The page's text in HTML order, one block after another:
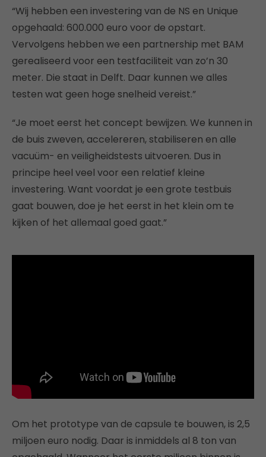
“Wij hebben een investering van de NS en Unique
opgehaald: 600.000 euro voor de opstart.
Vervolgens hebben we een partnership met BAM
gerealiseerd voor een testfaciliteit van zo’n 30
meter. Die staat in Delft. Daar kunnen we alles
testen wat geen hoge snelheid vereist.”
“Je moet eerst het concept bewijzen. We kunnen in
de buis zweven, accelereren, stabiliseren en alle
vacuüm- en veiligheidstests uitvoeren. Dus in
principe heel veel voor een relatief kleine
investering. Want voordat je een grote testbuis
gaat bouwen, doe je het eerst in het klein om te
kijken of het allemaal goed gaat.”
Om het prototype van de capsule te bouwen, is 2,5
miljoen euro nodig. Daar is inmiddels al 8 ton van